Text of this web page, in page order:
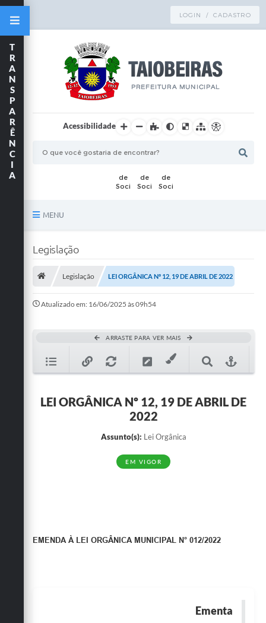
LOGIN / CADASTRO
Acessibilidade
MENU
Mapa do Site
SIC
Obras
T
R
A
N
S
P
A
R
Ê
N
C
I
A
Legislação
Legislação LEI ORGÂNICA Nº 12, 19 DE ABRIL DE 2022
Atualizado em: 16/06/2025 às 09h54
ARRASTE PARA VER MAIS
LEI ORGÂNICA Nº 12, 19 DE ABRIL DE
2022
Assunto(s): Lei Orgânica
EM VIGOR
EMENDA À LEI ORGÂNICA MUNICIPAL N° 012/2022
Ementa